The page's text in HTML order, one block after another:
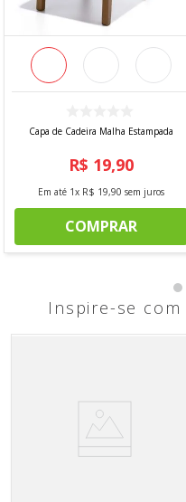
Capa de Cadeira Malha Estampada
R$ 19,90
Em até 1x R$ 19,90 sem juros
COMPRAR
Inspire-se